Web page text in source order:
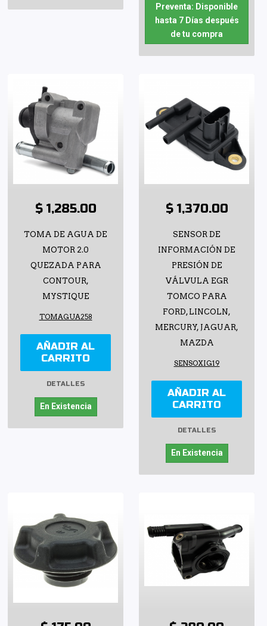
Preventa: Disponible
hasta 7 Días después
de tu compra
$ 1,285.00
TOMA DE AGUA DE
MOTOR 2.0
QUEZADA PARA
CONTOUR,
MYSTIQUE
TOMAGUA258
AÑADIR AL
CARRITO
DETALLES
En Existencia
$ 1,370.00
SENSOR DE
INFORMACIÓN DE
PRESIÓN DE
VÁLVULA EGR
TOMCO PARA
FORD, LINCOLN,
MERCURY, JAGUAR,
MAZDA
SENSOXIG19
AÑADIR AL
CARRITO
DETALLES
En Existencia